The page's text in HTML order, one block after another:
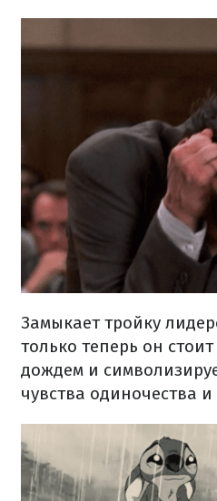
Замыкает тройку
только теперь он
дождем и
чувства одиночества